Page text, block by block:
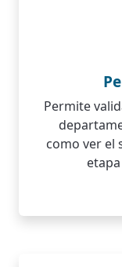
Permite
como ver el